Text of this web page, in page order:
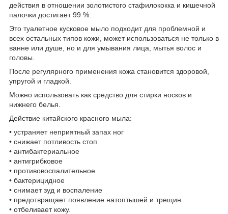
действия в отношении золотистого стафилококка и кишечной
палочки достигает 99 %.
Это туалетное кусковое мыло подходит для проблемной и
всех остальных типов кожи, может использоваться не только в
ванне или душе, но и для умывания лица, мытья волос и
головы.
После регулярного применения кожа становится здоровой,
упругой и гладкой.
Можно использовать как средство для стирки носков и
нижнего белья.
Действие китайского красного мыла:
• устраняет неприятный запах ног
• снижает потливость стоп
• антибактериальное
• антигрибковое
• противовоспалительное
• бактерицидное
• снимает зуд и воспаление
• предотвращает появление натоптышей и трещин
• отбеливает кожу.